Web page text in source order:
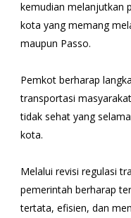
kemudian melanjutkan
kota yang memang
maupun Passo.
Pemkot berharap
transportasi
tidak sehat yang
kota.
Melalui revisi regulasi
pemerintah berharap
tertata, efisien, dan